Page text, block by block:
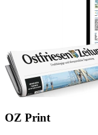
OZ Print